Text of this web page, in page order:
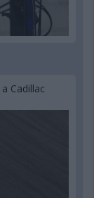
Cadillac